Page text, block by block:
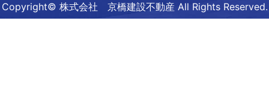
Copyright© 株式会社 京橋建設不動産 All Rights Reserved.